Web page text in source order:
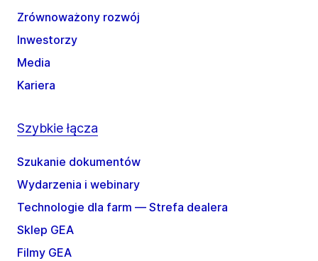
Zrównoważony rozwój
Inwestorzy
Media
Kariera
Szybkie łącza
Szukanie dokumentów
Wydarzenia i webinary
Technologie dla farm — Strefa dealera
Sklep GEA
Filmy GEA